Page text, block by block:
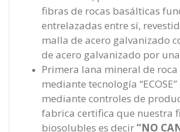
fibras de rocas basálticas
entrelazadas entre sí,
malla de acero galvanizado
de acero galvanizado por
Primera lana mineral de
mediante tecnología
mediante controles de
fabrica certifica que nuestra
biosolubles es decir“NO